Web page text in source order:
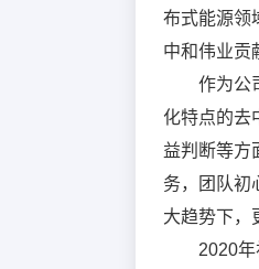
布式能源领
中和伟业贡
作为公
化特点的去
益判断等方
务，团队初
大趋势下，
2020